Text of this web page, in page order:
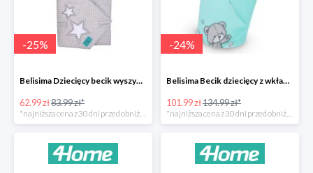
-25%
Belisima Dziecięcy becik wyszywany Gwiazdka -25%
62.99 zł83.99 zł*
-24%
Belisima Becik dziecięcy z wkładem kokosowym Teddy Bear -24%
101.99 zł134.99 zł*